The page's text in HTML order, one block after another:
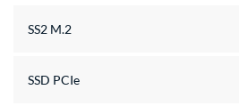
SS2 M.2
SSD PCIe